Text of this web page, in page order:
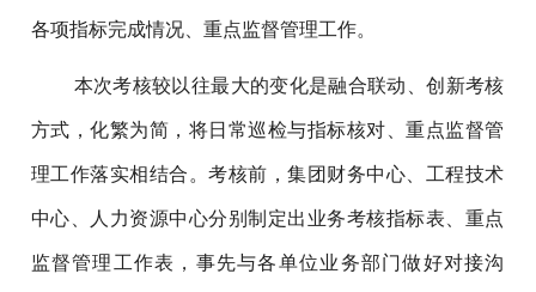
各项指标完成情况、重点监督管理工作。
本次考核较以往最大的变化是融合联动、创新考核
方式，化繁为简，将日常巡检与指标核对、重点监督管
理工作落实相结合。考核前，集团财务中心、工程技术
中心、人力资源中心分别制定出业务考核指标表、重点
监督管理工作表，事先与各单位业务部门做好对接沟